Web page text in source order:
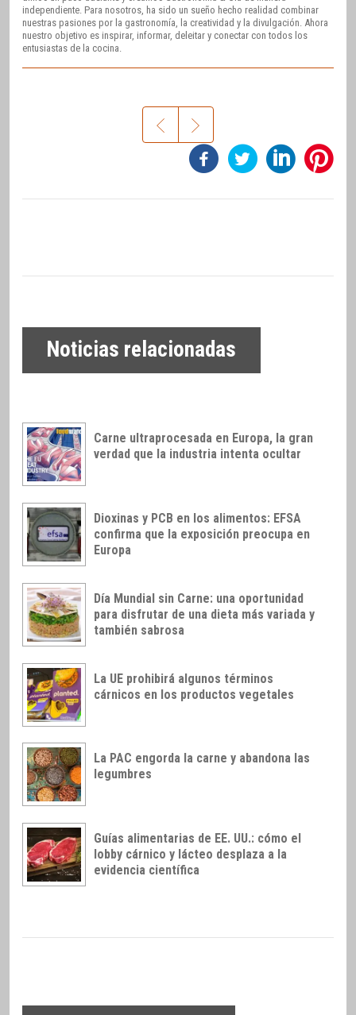
independiente. Para nosotros, ha sido un sueño hecho realidad combinar
nuestras pasiones por la gastronomía, la creatividad y la divulgación. Ahora
nuestro objetivo es inspirar, informar, deleitar y conectar con todos los
entusiastas de la cocina.
Noticias relacionadas
Carne ultraprocesada en Europa, la gran
verdad que la industria intenta ocultar
Dioxinas y PCB en los alimentos: EFSA
confirma que la exposición preocupa en
Europa
Día Mundial sin Carne: una oportunidad
para disfrutar de una dieta más variada y
también sabrosa
La UE prohibirá algunos términos
cárnicos en los productos vegetales
La PAC engorda la carne y abandona las
legumbres
Guías alimentarias de EE. UU.: cómo el
lobby cárnico y lácteo desplaza a la
evidencia científica